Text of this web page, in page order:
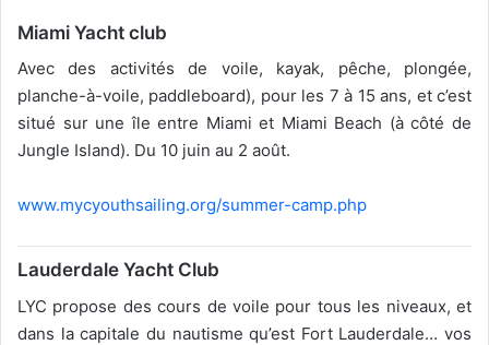
Miami Yacht club
Avec des activités de voile, kayak, pêche, plongée,
planche-à-voile, paddleboard), pour les 7 à 15 ans, et c’est
situé sur une île entre Miami et Miami Beach (à côté de
Jungle Island). Du 10 juin au 2 août.
www.mycyouthsailing.org/summer-camp.php
Lauderdale Yacht Club
LYC propose des cours de voile pour tous les niveaux, et
dans la capitale du nautisme qu’est Fort Lauderdale… vos